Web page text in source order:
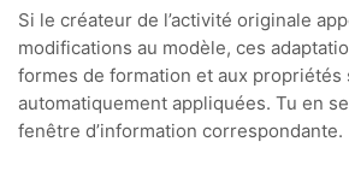
Si le créateur de l’activité originale
modifications au modèle, ces
formes de formation et aux propriétés
automatiquement appliquées. Tu en
fenêtre d’information correspondante.